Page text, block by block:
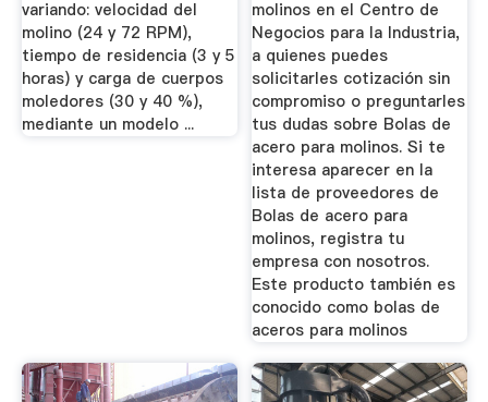
variando: velocidad del
molino (24 y 72 RPM),
tiempo de residencia (3 y 5
horas) y carga de cuerpos
moledores (30 y 40 %),
mediante un modelo ...
molinos en el Centro de
Negocios para la Industria,
a quienes puedes
solicitarles cotización sin
compromiso o preguntarles
tus dudas sobre Bolas de
acero para molinos. Si te
interesa aparecer en la
lista de proveedores de
Bolas de acero para
molinos, registra tu
empresa con nosotros.
Este producto también es
conocido como bolas de
aceros para molinos